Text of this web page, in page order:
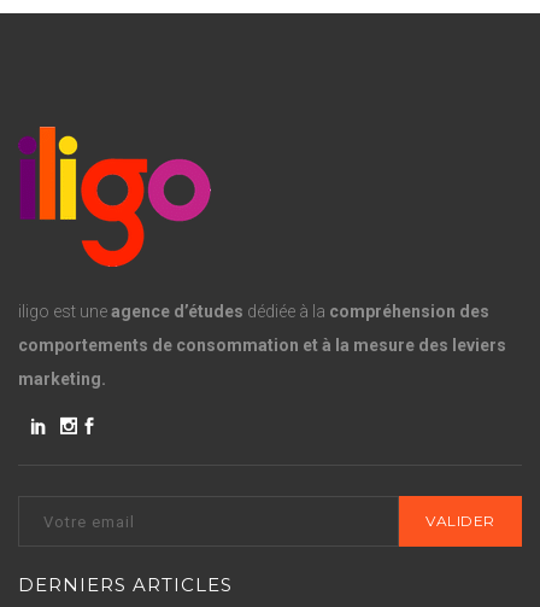
iligo est uneagence d’études dédiée à la compréhension des
comportements de consommation et à la mesure des leviers
marketing.
DERNIERS ARTICLES